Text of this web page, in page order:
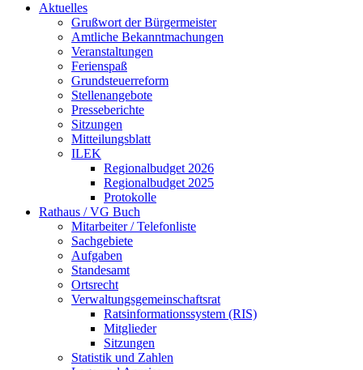
Aktuelles
Grußwort der Bürgermeister
Amtliche Bekanntmachungen
Veranstaltungen
Ferienspaß
Grundsteuerreform
Stellenangebote
Presseberichte
Sitzungen
Mitteilungsblatt
ILEK
Regionalbudget 2026
Regionalbudget 2025
Protokolle
Rathaus / VG Buch
Mitarbeiter / Telefonliste
Sachgebiete
Aufgaben
Standesamt
Ortsrecht
Verwaltungsgemeinschaftsrat
Ratsinformationssystem (RIS)
Mitglieder
Sitzungen
Statistik und Zahlen